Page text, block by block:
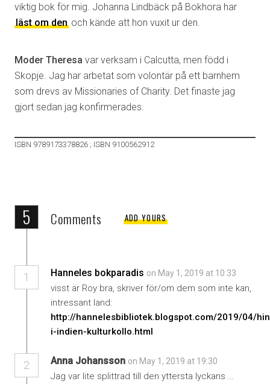
viktig bok för mig. Johanna Lindbäck på Bokhora har
läst om den och kände att hon vuxit ur den.
Moder Theresa var verksam i Calcutta, men född i
Skopje. Jag har arbetat som volontär på ett barnhem
som drevs av Missionaries of Charity. Det finaste jag
gjort sedan jag konfirmerades.
ISBN 9789173378826 ; ISBN 9100562912
5 Comments ADD YOURS
1 Hanneles bokparadis on May 1, 2019 at 10:33
visst är Roy bra, skriver för/om dem som inte kan,
intressant land:
http://hannelesbibliotek.blogspot.com/2019/04/
i-indien-kulturkollo.html
2 Anna Johansson on May 1, 2019 at 19:30
Jag var lite splittrad till den yttersta lyckans …